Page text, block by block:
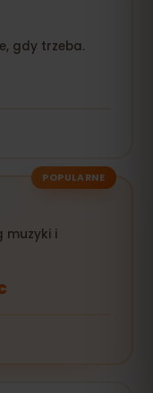
gdy trzeba.
POPULARNE
muzyki i